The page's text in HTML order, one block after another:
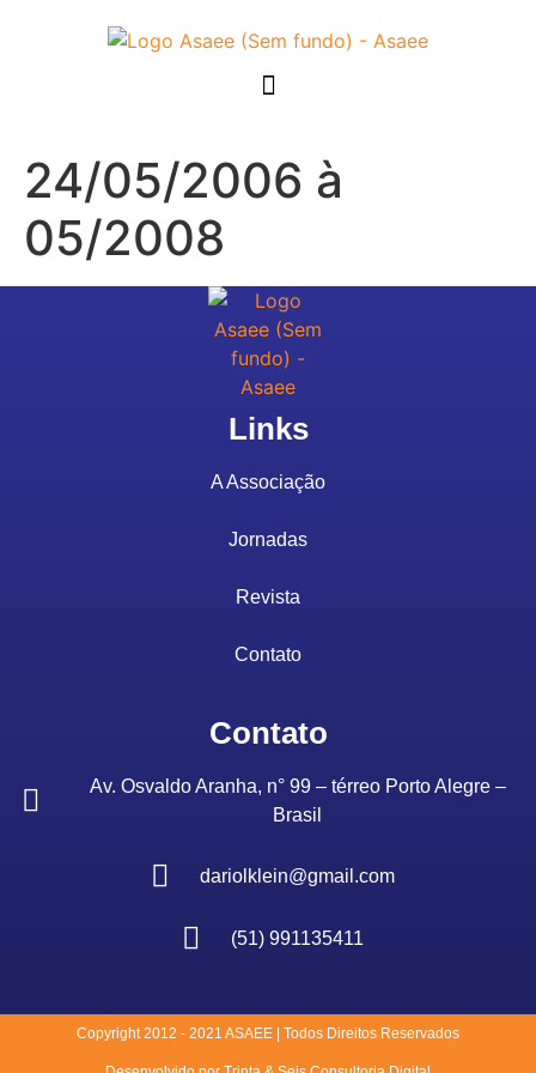
24/05/2006 à
05/2008
Links
A Associação
Jornadas
Revista
Contato
Contato
Av. Osvaldo Aranha, n° 99 – térreo Porto Alegre –
Brasil
dariolklein@gmail.com
(51) 991135411
Copyright 2012 - 2021 ASAEE | Todos Direitos Reservados